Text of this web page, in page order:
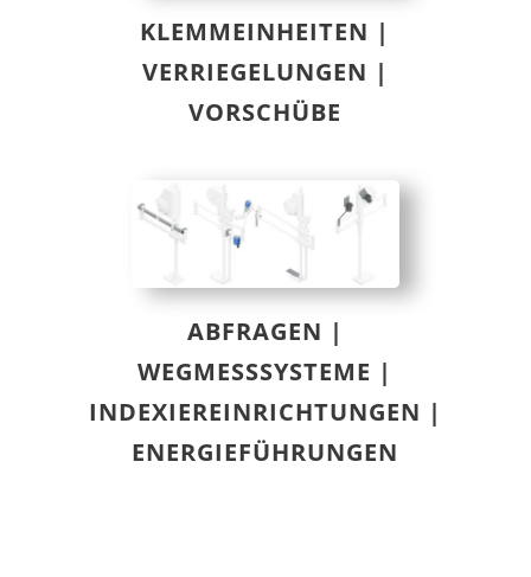
KLEMMEINHEITEN |
VERRIEGELUNGEN |
VORSCHÜBE
ABFRAGEN |
WEGMESSSYSTEME |
INDEXIEREINRICHTUNGEN |
ENERGIEFÜHRUNGEN